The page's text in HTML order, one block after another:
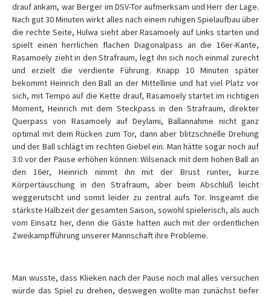
drauf ankam, war Berger im DSV-Tor aufmerksam und Herr der Lage.
Nach gut 30 Minuten wirkt alles nach einem ruhigen Spielaufbau über
die rechte Seite, Hulwa sieht aber Rasamoely auf Links starten und
spielt einen herrlichen flachen Diagonalpass an die 16er-Kante,
Rasamoely zieht in den Strafraum, legt ihn sich noch einmal zurecht
und erzielt die verdiente Führung. Knapp 10 Minuten später
bekommt Heinrich den Ball an der Mittellinie und hat viel Platz vor
sich, mit Tempo auf die Kette drauf, Rasamoely startet im richtigen
Moment, Heinrich mit dem Steckpass in den Strafraum, direkter
Querpass von Rasamoely auf Deylami, Ballannahme nicht ganz
optimal mit dem Rücken zum Tor, dann aber blitzschnelle Drehung
und der Ball schlägt im rechten Giebel ein. Man hätte sogar noch auf
3:0 vor der Pause erhöhen können: Wilsenack mit dem hohen Ball an
den 16er, Heinrich nimmt ihn mit der Brust runter, kurze
Körpertäuschung in den Strafraum, aber beim Abschluß leicht
weggerutscht und somit leider zu zentral aufs Tor. Insgeamt die
stärkste Halbzeit der gesamten Saison, sowohl spielerisch, als auch
vom Einsatz her, denn die Gäste hatten auch mit der ordentlichen
Zweikampfführung unserer Mannschaft ihre Probleme.
Man wusste, dass Klieken nach der Pause noch mal alles versuchen
würde das Spiel zu drehen, deswegen wollte man zunächst tiefer